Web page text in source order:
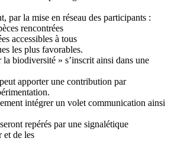
par la mise en réseau des participants :
rencontrées
accessibles à tous
les plus favorables.
la biodiversité » s’inscrit ainsi dans une
apporter une contribution par
intégrer un volet communication ainsi
repérés par une signalétique
et de les